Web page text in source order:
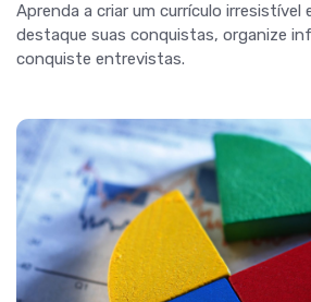
Aprenda a criar um currículo irresistível
destaque suas conquistas, organize
conquiste entrevistas.